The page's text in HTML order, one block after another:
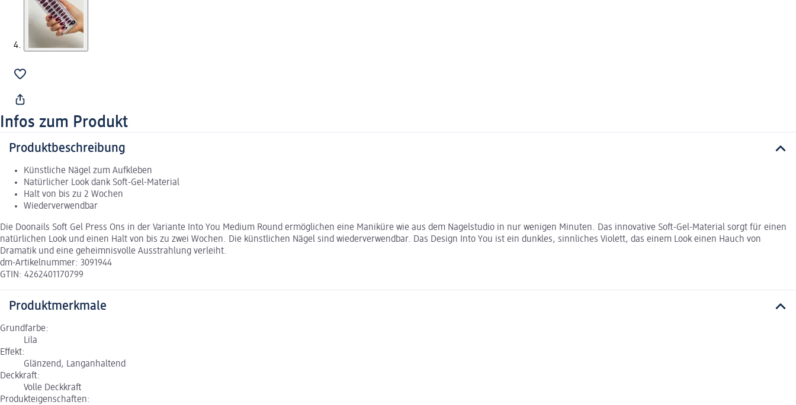
Infos zum Produkt
Produktbeschreibung
Künstliche Nägel zum Aufkleben
Natürlicher Look dank Soft-Gel-Material
Halt von bis zu 2 Wochen
Wiederverwendbar
Die Doonails Soft Gel Press Ons in der Variante Into You Medium Round ermöglichen eine Maniküre wie aus dem Nagelstudio in nur wenigen Minuten. Das innovative Soft-Gel-Material sorgt für einen
natürlichen Look und einen Halt von bis zu zwei Wochen. Die künstlichen Nägel sind wiederverwendbar. Das Design Into You ist ein dunkles, sinnliches Violett, das einem Look einen Hauch von
Dramatik und eine geheimnisvolle Ausstrahlung verleiht.
dm-Artikelnummer: 3091944
GTIN: 4262401170799
Produktmerkmale
Grundfarbe:
Lila
Effekt:
Glänzend, Langanhaltend
Deckkraft:
Volle Deckkraft
Produkteigenschaften: